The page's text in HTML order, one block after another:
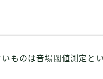
ものは音場閾値測定とい